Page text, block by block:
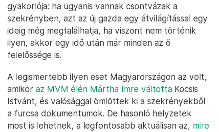
gyakorlója: ha ugyanis vannak csontvázak a
szekrényben, azt az új gazda egy átvilágítással egy
ideig még megtalálhatja, ha viszont nem történik
ilyen, akkor egy idő után már minden az ő
felelőssége is.
A legismertebb ilyen eset Magyarországon az volt,
amikor az MVM élén Mártha Imre váltotta Kocsis
Istvánt, és valósággal ömlöttek ki a szekrényekből
a furcsa dokumentumok. De hasonló helyzetek
most is lehetnek, a legfontosabb aktuálisan az, mire